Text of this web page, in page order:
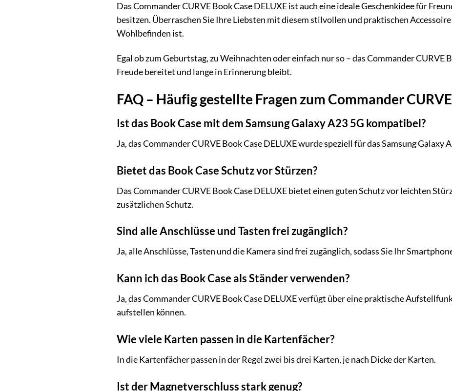
Das Commander CURVE Book Case DELUXE ist auch eine ideale Geschenkidee für
besitzen. Überraschen Sie Ihre Liebsten mit diesem stilvollen und praktischen
Wohlbefinden ist.
Egal ob zum Geburtstag, zu Weihnachten oder einfach nur so – das Commander CURVE
Freude bereitet und lange in Erinnerung bleibt.
FAQ – Häufig gestellte Fragen zum Commander
Ist das Book Case mit dem Samsung Galaxy A23 5G kompatibel?
Ja, das Commander CURVE Book Case DELUXE wurde speziell für das Samsung
Bietet das Book Case Schutz vor Stürzen?
Das Commander CURVE Book Case DELUXE bietet einen guten Schutz vor leichten
zusätzlichen Schutz.
Sind alle Anschlüsse und Tasten frei zugänglich?
Ja, alle Anschlüsse, Tasten und die Kamera sind frei zugänglich, sodass Sie Ihr
Kann ich das Book Case als Ständer verwenden?
Ja, das Commander CURVE Book Case DELUXE verfügt über eine praktische
aufstellen können.
Wie viele Karten passen in die Kartenfächer?
In die Kartenfächer passen in der Regel zwei bis drei Karten, je nach Dicke der Karten.
Ist der Magnetverschluss stark genug?